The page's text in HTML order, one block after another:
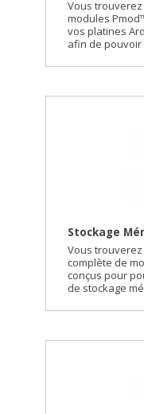
Vous
modules
vos platines
afin de pouvoir
Stockage
Vous
complète de
conçus pour
de stockage